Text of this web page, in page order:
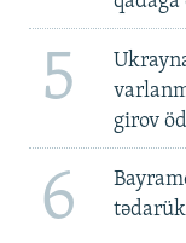
5
girov
6
tədarük